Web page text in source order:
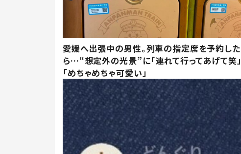
愛媛へ出張中の男性。列車の指定席を予約した
ら…“想定外の光景”に「連れて行ってあげて笑」
「めちゃめちゃ可愛い」